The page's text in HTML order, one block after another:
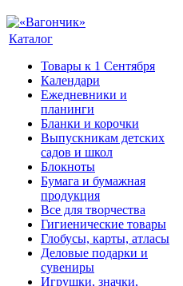
Каталог
Товары к 1 Сентября
Календари
Ежедневники и
планинги
Бланки и корочки
Выпускникам детских
садов и школ
Блокноты
Бумага и бумажная
продукция
Все для творчества
Гигиенические товары
Глобусы, карты, атласы
Деловые подарки и
сувениры
Игрушки, значки,